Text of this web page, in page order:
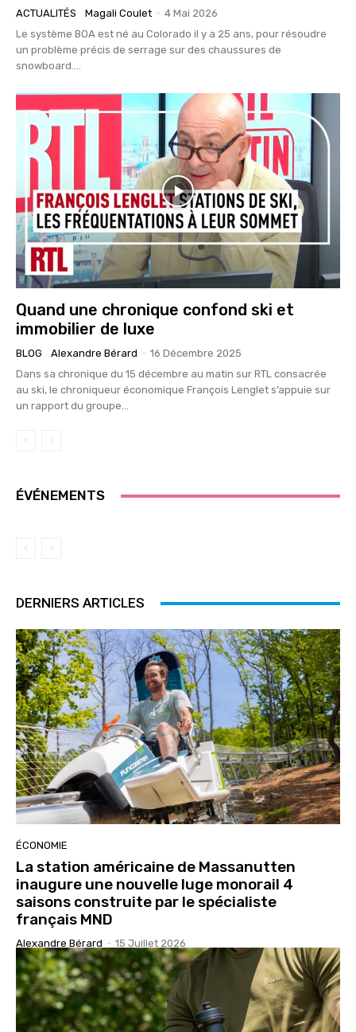
ACTUALITÉS Magali Coulet - 4 Mai 2026
Le système BOA est né au Colorado il y a 25 ans, pour résoudre
un problème précis de serrage sur des chaussures de
snowboard....
Quand une chronique confond ski et
immobilier de luxe
BLOG Alexandre Bérard - 16 Décembre 2025
Dans sa chronique du 15 décembre au matin sur RTL consacrée
au ski, le chroniqueur économique François Lenglet s’appuie sur
un rapport du groupe...
ÉVÉNEMENTS
DERNIERS ARTICLES
ÉCONOMIE
La station américaine de Massanutten
inaugure une nouvelle luge monorail 4
saisons construite par le spécialiste
français MND
Alexandre Bérard - 15 Juillet 2026